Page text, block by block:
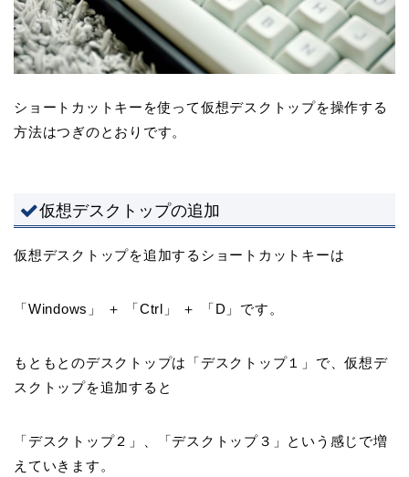
ショートカットキーを使って仮想デスクトップを操作する
方法はつぎのとおりです。
仮想デスクトップの追加
仮想デスクトップを追加するショートカットキーは
「Windows」 ＋ 「Ctrl」 ＋ 「D」です。
もともとのデスクトップは「デスクトップ１」で、仮想デ
スクトップを追加すると
「デスクトップ２」、「デスクトップ３」という感じで増
えていきます。